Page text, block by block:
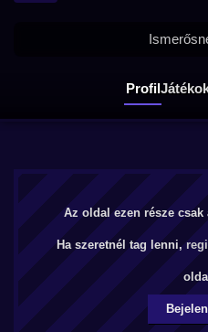
Profil
Az oldal ezen része
Ha szeretnél tag lenni,